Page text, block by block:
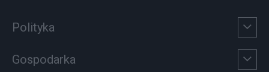
Polityka
Gospodarka